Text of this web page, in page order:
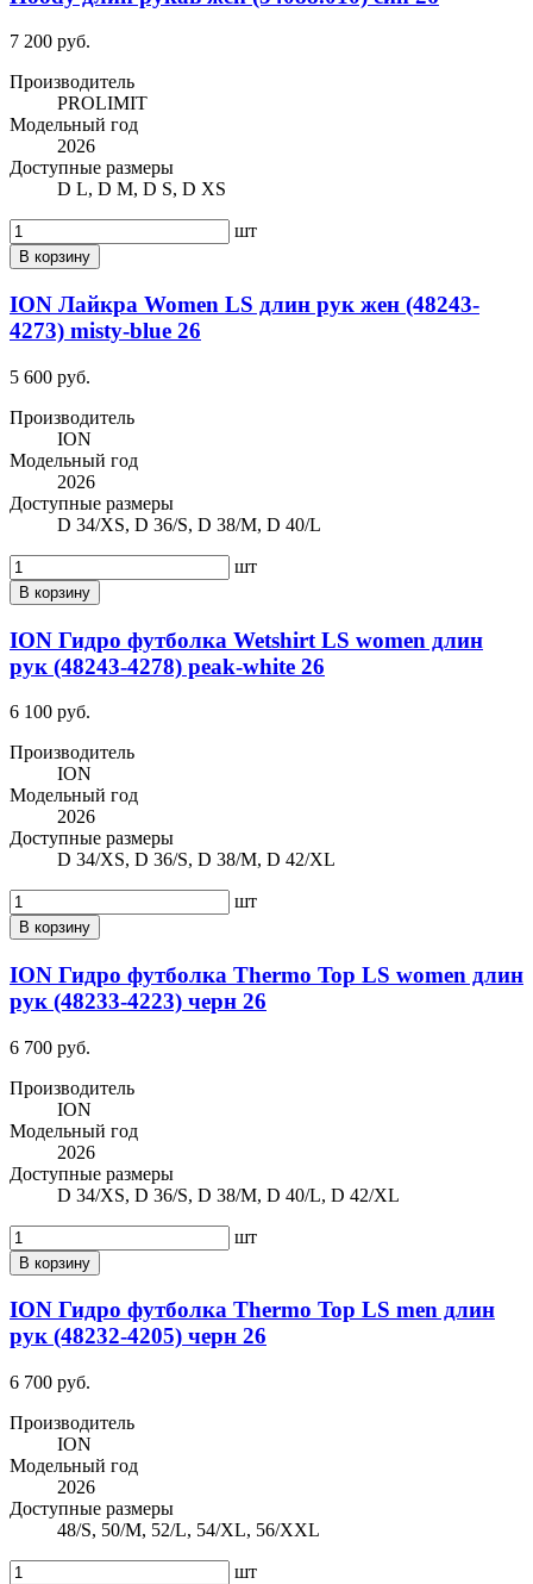
7 200 руб.
Производитель
PROLIMIT
Модельный год
2026
Доступные размеры
D L, D M, D S, D XS
шт
В корзину
ION Лайкра Women LS длин рук жен (48243-
4273) misty-blue 26
5 600 руб.
Производитель
ION
Модельный год
2026
Доступные размеры
D 34/XS, D 36/S, D 38/M, D 40/L
шт
В корзину
ION Гидро футболка Wetshirt LS women длин
рук (48243-4278) peak-white 26
6 100 руб.
Производитель
ION
Модельный год
2026
Доступные размеры
D 34/XS, D 36/S, D 38/M, D 42/XL
шт
В корзину
ION Гидро футболка Thermo Top LS women длин
рук (48233-4223) черн 26
6 700 руб.
Производитель
ION
Модельный год
2026
Доступные размеры
D 34/XS, D 36/S, D 38/M, D 40/L, D 42/XL
шт
В корзину
ION Гидро футболка Thermo Top LS men длин
рук (48232-4205) черн 26
6 700 руб.
Производитель
ION
Модельный год
2026
Доступные размеры
48/S, 50/M, 52/L, 54/XL, 56/XXL
шт